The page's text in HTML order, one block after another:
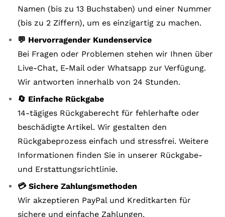
Namen (bis zu 13 Buchstaben) und einer Nummer
(bis zu 2 Ziffern), um es einzigartig zu machen.
💬 Hervorragender Kundenservice
Bei Fragen oder Problemen stehen wir Ihnen über
Live-Chat, E-Mail oder Whatsapp zur Verfügung.
Wir antworten innerhalb von 24 Stunden.
🔄 Einfache Rückgabe
14-tägiges Rückgaberecht für fehlerhafte oder
beschädigte Artikel. Wir gestalten den
Rückgabeprozess einfach und stressfrei. Weitere
Informationen finden Sie in unserer Rückgabe-
und Erstattungsrichtlinie.
💳 Sichere Zahlungsmethoden
Wir akzeptieren PayPal und Kreditkarten für
sichere und einfache Zahlungen.